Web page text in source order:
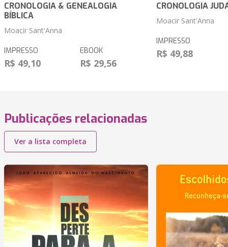
CRONOLOGIA & GENEALOGIA
BÍBLICA
Moacir Sant'Anna
IMPRESSO
R$ 49,10
EBOOK
R$ 29,56
CRONOLOGIA
Moacir Sant'Anna
IMPRESSO
R$ 49,88
Publicações relacionadas
Ver a lista completa